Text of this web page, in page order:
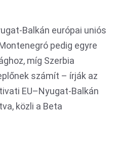
Balkán európai uniós
pedig egyre
míg Szerbia
számít – írják az
EU–Nyugat-Balkán
közli a Beta